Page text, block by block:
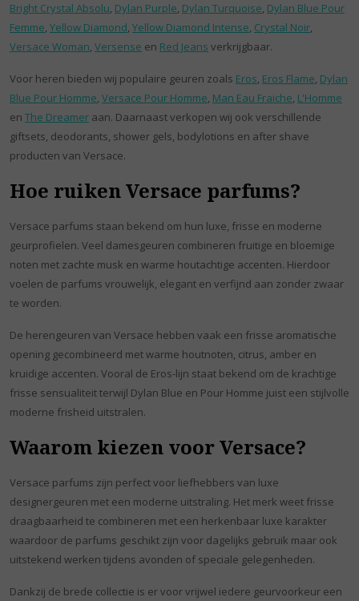
Bright Crystal Absolu, Dylan Purple, Dylan Turquoise, Dylan Blue Pour
Femme, Yellow Diamond, Yellow Diamond Intense, Crystal Noir,
Versace Woman, Versense en Red Jeans verkrijgbaar.
Voor heren bieden wij populaire geuren zoals Eros, Eros Flame, Dylan
Blue Pour Homme, Versace Pour Homme, Man Eau Fraiche, L'Homme
en The Dreamer aan. Daarnaast verkopen wij ook verschillende
giftsets, deodorants, shower gels, bodylotions en after shave
producten van Versace.
Hoe ruiken Versace parfums?
Versace parfums staan bekend om hun luxe, frisse en moderne
geurprofielen. Veel damesgeuren combineren fruitige en bloemige
noten met zachte musk en warme houtachtige accenten. Hierdoor
voelen de parfums vrouwelijk, elegant en verfijnd aan zonder zwaar
te worden.
De herengeuren van Versace hebben vaak een frisse aromatische
opening gecombineerd met warme houtnoten, citrus, amber en
kruidige accenten. Vooral de Eros-lijn staat bekend om de krachtige
frisse sensualiteit terwijl Dylan Blue en Pour Homme juist een stijlvolle
moderne frisheid uitstralen.
Waarom kiezen voor Versace?
Versace parfums zijn perfect voor liefhebbers van luxe
designergeuren met een moderne uitstraling. Het merk weet frisse
draagbaarheid te combineren met een herkenbaar luxe karakter
waardoor de parfums geschikt zijn voor dagelijks gebruik maar ook
uitstekend werken tijdens avonden of speciale gelegenheden.
Dankzij de brede collectie is er voor vrijwel iedere geurvoorkeur een